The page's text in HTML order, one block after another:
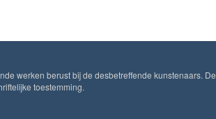
werken berust bij de desbetreffende kunstenaars. De
toestemming.